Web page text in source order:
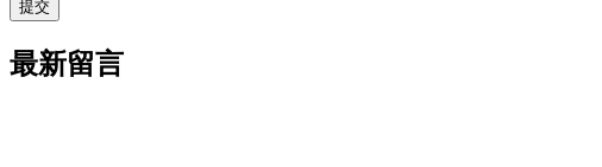
最新留言